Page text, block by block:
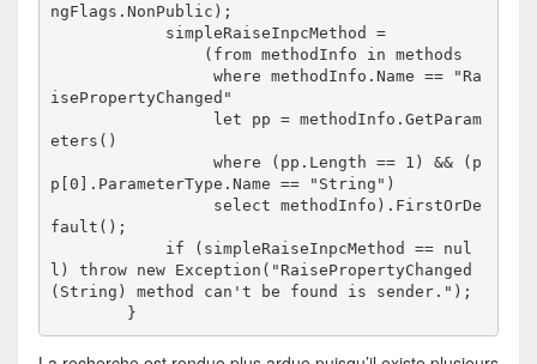
ngFlags.NonPublic);
                 where methodInfo.Name == "Ra
isePropertyChanged"
eters()
                 where (pp.Length == 1) && (p
p[0].ParameterType.Name == "String")
fault();
l) throw new Exception("RaisePropertyChanged
(String) method can't be found is sender.");
        }